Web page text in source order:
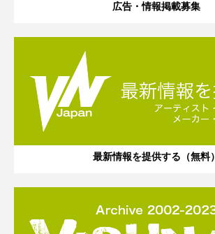
広告・情報掲載募集
最新情報を提供する（無料）